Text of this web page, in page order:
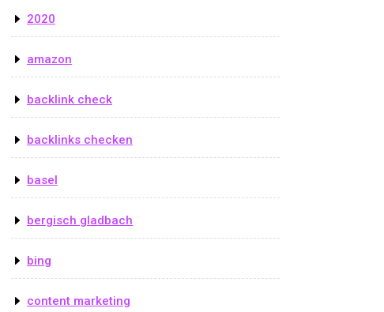
2020
amazon
backlink check
backlinks checken
basel
bergisch gladbach
bing
content marketing